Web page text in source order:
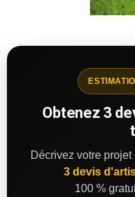
Obtenez 3
Décrivez votre
3 devis
100 %